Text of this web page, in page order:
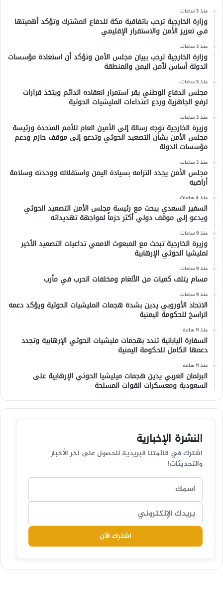
منذ 3 ساعات
وزارة الخارجية ترحب باتفاقية مكة للدفاع المشترك وتؤكد أهميتها
في تعزيز الأمن والاستقرار الإقليمي
منذ 3 ساعات
وزارة الخارجية ترحب ببيان مجلس الأمن وتؤكد أن استعادة مؤسسات
الدولة أساس لأمن اليمن والمنطقة
منذ 3 ساعات
مجلس الدفاع الوطني يقر استمرار انعقاده الدائم ويتخذ قرارات
لرفع الجاهزية وردع اعتداءات المليشيات الحوثية
منذ 3 ساعات
وزيرة الخارجية توجه رسالة إلى الأمين العام للأمم المتحدة ورئيسة
مجلس الأمن بشأن التصعيد الحوثي وتدعو إلى موقف حازم ودعم
مؤسسات الدولة
منذ 3 ساعات
مجلس الأمن يجدد التزامه بسيادة اليمن واستقلاله ووحدته وسلامة
أراضيه
منذ 4 ساعات
السفير السعدي يبحث مع رئيسة مجلس الأمن التصعيد الحوثي
ويدعو إلى موقف دولي أكثر حزماً لمواجهة تهديداته
منذ 9 ساعات
وزيرة الخارجية تبحث مع المبعوث الاممي تداعيات التصعيد الأخير
لمليشيا الحوثي الإرهابية
منذ 9 ساعات
مسام يتلف كميات من الألغام ومخلفات الحرب في مأرب
منذ 9 ساعات
الاتحاد الأوروبي يدين بشدة هجمات المليشيات الحوثية ويؤكد دعمه
الراسخ للحكومة اليمنية
منذ 11 ساعة
السفارة اليابانية تندد بهجمات مليشيات الحوثي الإرهابية وتجدد
دعمها الكامل للحكومة اليمنية
منذ 11 ساعة
البرلمان العربي يدين هجمات ميليشيا الحوثي الإرهابية على
السعودية ومعسكرات القوات المسلحة
النشرة الإخبارية
اشترك في قائمتنا البريدية للحصول على آخر الأخبار
والتحديثات!
اشترك الآن